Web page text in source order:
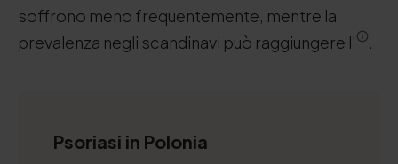
soffrono meno frequentemente, mentre la
prevalenza negli scandinavi può raggiungere l'
.
Psoriasi in Polonia